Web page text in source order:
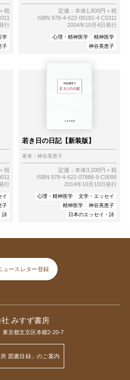
税
行
学
子
定価：本体1,800円＋税
ISBN 978-4-622-08181-4 C0311
2004年10月4日発行
心理・精神医学
精神医学
神谷美恵子
税
行
イ
子
詩
若き日の日記【新装版】
著者： 神谷美恵子
定価：本体3,200円＋税
ISBN 978-4-622-07886-9 C0095
2014年10月10日発行
心理・精神医学
文学・エッセイ
精神医学
神谷美恵子
日本のエッセイ・詩
ュースレター登録
みすず書房
京都文京区本郷2-20-7
房 図書目録」のご案内